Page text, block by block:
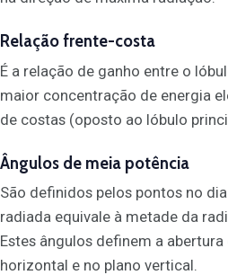
Relação frente-costa
É a relação de ganho entre o
maior concentração de energia
de costas (oposto ao lóbulo
Ângulos de meia potência
São definidos pelos pontos no
radiada equivale à metade da
Estes ângulos definem a
horizontal e no plano vertical.